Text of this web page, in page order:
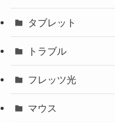
タブレット
トラブル
フレッツ光
マウス